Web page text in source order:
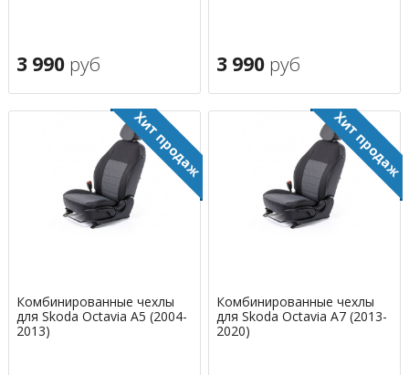
3 990 руб 3 990 руб
Комбинированные чехлы
для Skoda Octavia A5 (2004-
2013)
Комбинированные чехлы
для Skoda Octavia A7 (2013-
2020)